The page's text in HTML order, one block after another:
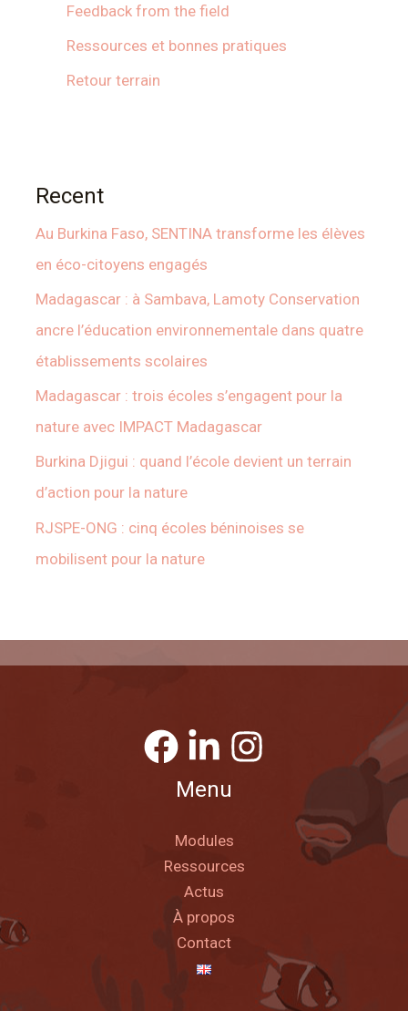
Feedback from the field
Ressources et bonnes pratiques
Retour terrain
Recent
Au Burkina Faso, SENTINA transforme les élèves
en éco-citoyens engagés
Madagascar : à Sambava, Lamoty Conservation
ancre l’éducation environnementale dans quatre
établissements scolaires
Madagascar : trois écoles s’engagent pour la
nature avec IMPACT Madagascar
Burkina Djigui : quand l’école devient un terrain
d’action pour la nature
RJSPE-ONG : cinq écoles béninoises se
mobilisent pour la nature
Menu
Modules
Ressources
Actus
À propos
Contact